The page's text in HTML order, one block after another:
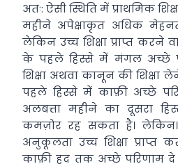
अतः: ऐसी स्थिति में प्राथमिक
महीने अपेक्षाकृत अधिक
लेकिन उच्च शिक्षा प्राप्त करने
के पहले हिस्से में मंगल अच्छे
शिक्षा अथवा कानून की शिक्षा
पहले हिस्से में काफ़ी अच्छे
अलबत्ता महीने का दूसरा
कमज़ोर रह सकता है।
अनुकूलता उच्च शिक्षा प्राप्त
काफ़ी हद तक अच्छे परिणाम दे